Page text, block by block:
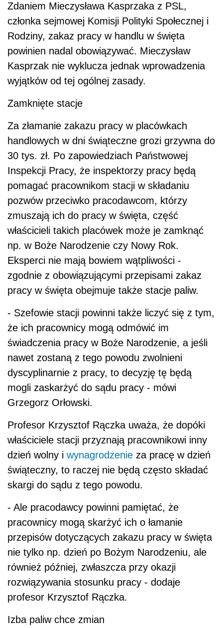
Zdaniem Mieczysława Kasprzaka z PSL,
członka sejmowej Komisji Polityki Społecznej i
Rodziny, zakaz pracy w handlu w święta
powinien nadal obowiązywać. Mieczysław
Kasprzak nie wyklucza jednak wprowadzenia
wyjątków od tej ogólnej zasady.
Zamknięte stacje
Za złamanie zakazu pracy w placówkach
handlowych w dni świąteczne grozi grzywna do
30 tys. zł. Po zapowiedziach Państwowej
Inspekcji Pracy, że inspektorzy pracy będą
pomagać pracownikom stacji w składaniu
pozwów przeciwko pracodawcom, którzy
zmuszają ich do pracy w święta, część
właścicieli takich placówek może je zamknąć
np. w Boże Narodzenie czy Nowy Rok.
Eksperci nie mają bowiem wątpliwości -
zgodnie z obowiązującymi przepisami zakaz
pracy w święta obejmuje także stacje paliw.
- Szefowie stacji powinni także liczyć się z tym,
że ich pracownicy mogą odmówić im
świadczenia pracy w Boże Narodzenie, a jeśli
nawet zostaną z tego powodu zwolnieni
dyscyplinarnie z pracy, to decyzję tę będą
mogli zaskarżyć do sądu pracy - mówi
Grzegorz Orłowski.
Profesor Krzysztof Rączka uważa, że dopóki
właściciele stacji przyznają pracownikowi inny
dzień wolny i wynagrodzenie za pracę w dzień
świąteczny, to raczej nie będą często składać
skargi do sądu z tego powodu.
- Ale pracodawcy powinni pamiętać, że
pracownicy mogą skarżyć ich o łamanie
przepisów dotyczących zakazu pracy w święta
nie tylko np. dzień po Bożym Narodzeniu, ale
również później, zwłaszcza przy okazji
rozwiązywania stosunku pracy - dodaje
profesor Krzysztof Rączka.
Izba paliw chce zmian